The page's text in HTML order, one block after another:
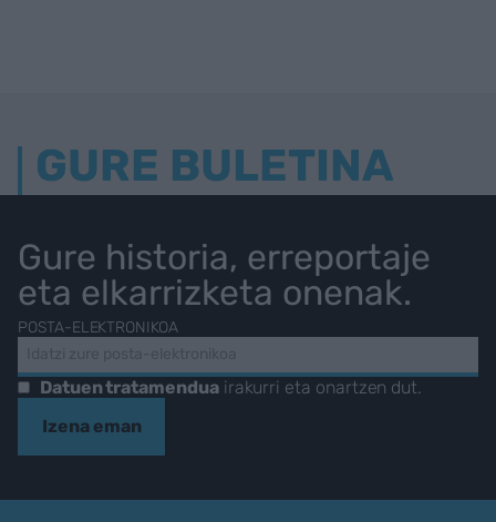
GURE BULETINA
Gure historia, erreportaje
eta elkarrizketa onenak.
POSTA-ELEKTRONIKOA
Datuen tratamenduairakurri eta onartzen dut.
Izena eman